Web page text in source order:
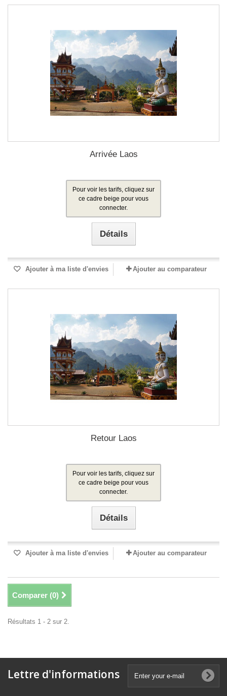
Arrivée Laos
Pour voir les tarifs, cliquez sur
ce cadre beige pour vous
connecter.
Détails
Ajouter à ma liste d'envies Ajouter au comparateur
Retour Laos
Pour voir les tarifs, cliquez sur
ce cadre beige pour vous
connecter.
Détails
Ajouter à ma liste d'envies Ajouter au comparateur
Comparer (0)
Résultats 1 - 2 sur 2.
Lettre d'informations